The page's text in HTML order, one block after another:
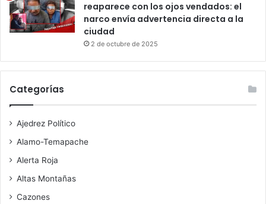
reaparece con los ojos vendados: el
narco envía advertencia directa a la
ciudad
2 de octubre de 2025
Categorías
Ajedrez Político
Alamo-Temapache
Alerta Roja
Altas Montañas
Cazones